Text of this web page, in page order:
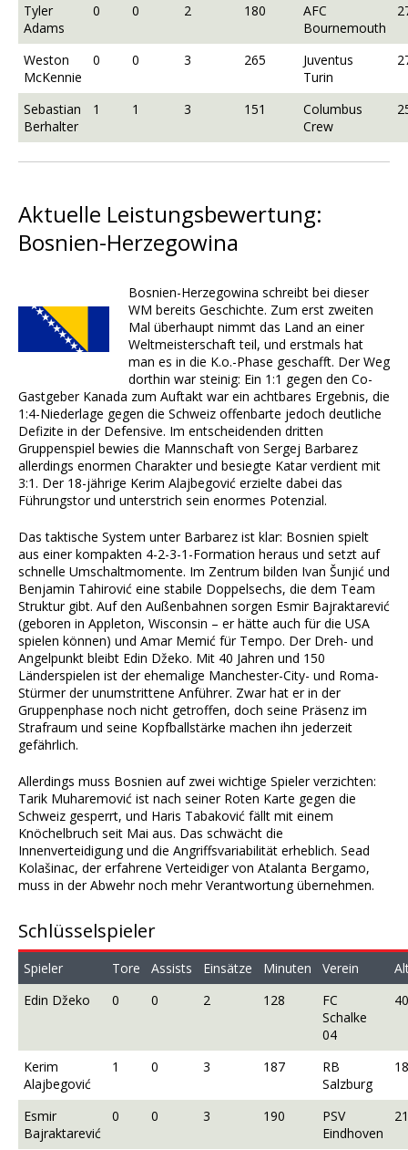
Tyler
Adams
0 0 2 180
AFC
Bournemouth
Weston
McKennie
0 0 3 265
Juventus
Turin
Sebastian
Berhalter
1 1 3 151
Columbus
Crew
Aktuelle Leistungsbewertung:
Bosnien-Herzegowina
Bosnien-Herzegowina schreibt bei dieser
WM bereits Geschichte. Zum erst zweiten
Mal überhaupt nimmt das Land an einer
Weltmeisterschaft teil, und erstmals hat
man es in die K.o.-Phase geschafft. Der Weg
dorthin war steinig: Ein 1:1 gegen den Co-
Gastgeber Kanada zum Auftakt war ein achtbares Ergebnis, die
1:4-Niederlage gegen die Schweiz offenbarte jedoch deutliche
Defizite in der Defensive. Im entscheidenden dritten
Gruppenspiel bewies die Mannschaft von Sergej Barbarez
allerdings enormen Charakter und besiegte Katar verdient mit
3:1. Der 18-jährige Kerim Alajbegović erzielte dabei das
Führungstor und unterstrich sein enormes Potenzial.
Das taktische System unter Barbarez ist klar: Bosnien spielt
aus einer kompakten 4-2-3-1-Formation heraus und setzt auf
schnelle Umschaltmomente. Im Zentrum bilden Ivan Šunjić und
Benjamin Tahirović eine stabile Doppelsechs, die dem Team
Struktur gibt. Auf den Außenbahnen sorgen Esmir Bajraktarević
(geboren in Appleton, Wisconsin – er hätte auch für die USA
spielen können) und Amar Memić für Tempo. Der Dreh- und
Angelpunkt bleibt Edin Džeko. Mit 40 Jahren und 150
Länderspielen ist der ehemalige Manchester-City- und Roma-
Stürmer der unumstrittene Anführer. Zwar hat er in der
Gruppenphase noch nicht getroffen, doch seine Präsenz im
Strafraum und seine Kopfballstärke machen ihn jederzeit
gefährlich.
Allerdings muss Bosnien auf zwei wichtige Spieler verzichten:
Tarik Muharemović ist nach seiner Roten Karte gegen die
Schweiz gesperrt, und Haris Tabaković fällt mit einem
Knöchelbruch seit Mai aus. Das schwächt die
Innenverteidigung und die Angriffsvariabilität erheblich. Sead
Kolašinac, der erfahrene Verteidiger von Atalanta Bergamo,
muss in der Abwehr noch mehr Verantwortung übernehmen.
Schlüsselspieler
Spieler Tore Assists Einsätze Minuten Verein
Edin Džeko
0 0 2 128
FC
Schalke
04
40
Kerim
Alajbegović
1 0 3 187
RB
Salzburg
18
Esmir
Bajraktarević
0 0 3 190
PSV
Eindhoven
21